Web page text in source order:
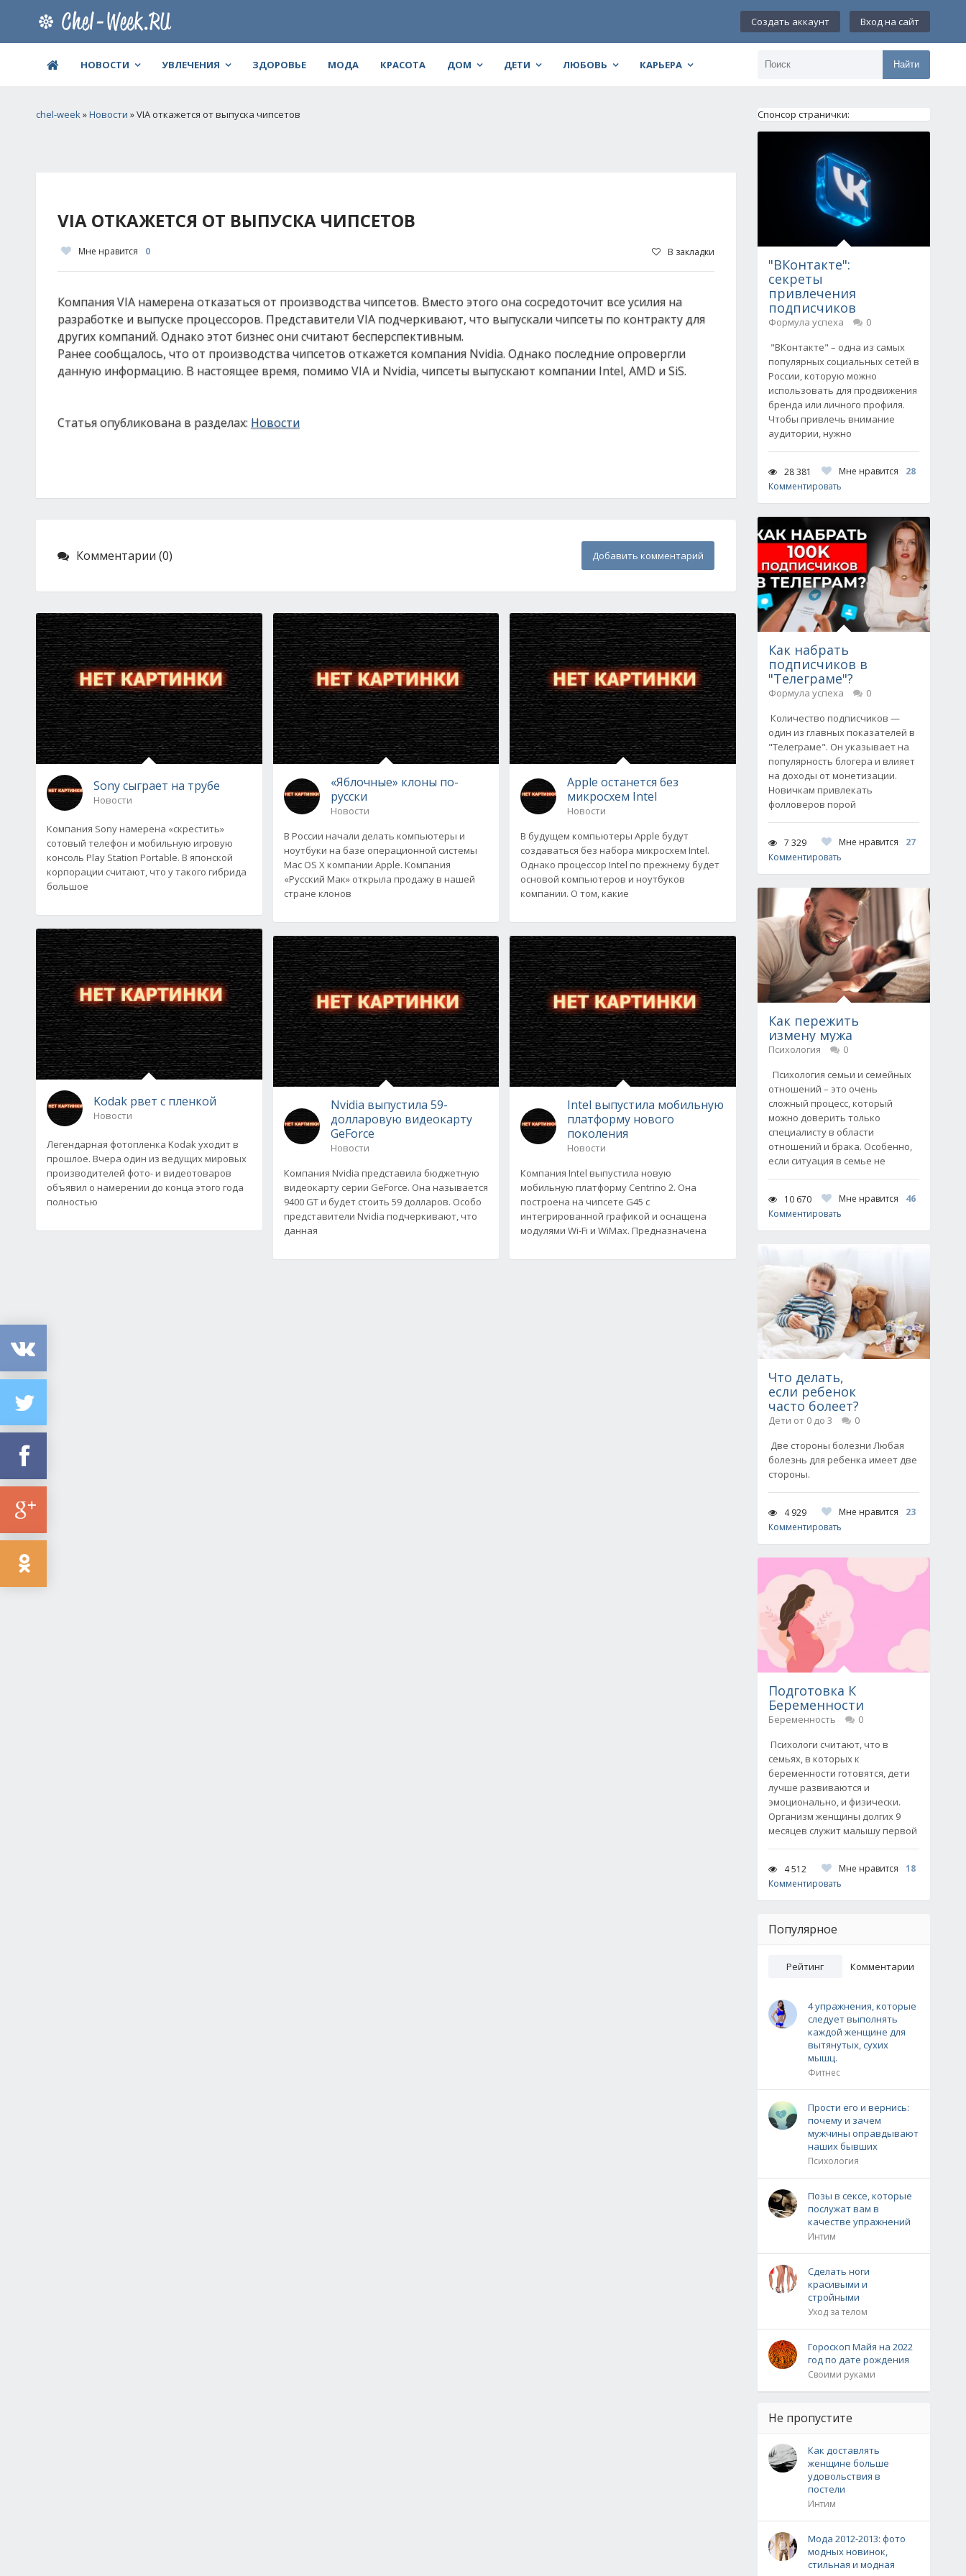
Создать аккаунт Вход на сайт
НОВОСТИ УВЛЕЧЕНИЯ ЗДОРОВЬЕ МОДА КРАСОТА ДОМ ДЕТИ ЛЮБОВЬ КАРЬЕРА Найти
chel-week»Новости » VIA откажется от выпуска чипсетов
VIA ОТКАЖЕТСЯ ОТ ВЫПУСКА ЧИПСЕТОВ
Мне нравится 0 В закладки
Компания VIA намерена отказаться от производства чипсетов. Вместо этого она сосредоточит все усилия на
разработке и выпуске процессоров. Представители VIA подчеркивают, что выпускали чипсеты по контракту для
других компаний. Однако этот бизнес они считают бесперспективным.
Ранее сообщалось, что от производства чипсетов откажется компания Nvidia. Однако последние опровергли
данную информацию. В настоящее время, помимо VIA и Nvidia, чипсеты выпускают компании Intel, AMD и SiS.
Статья опубликована в разделах: Новости
Комментарии (0) Добавить комментарий
Sony сыграет на трубе
Новости
Компания Sony намерена «скрестить»
сотовый телефон и мобильную игровую
консоль Play Station Portable. В японской
корпорации считают, что у такого гибрида
большое
Kodak рвет с пленкой
Новости
Легендарная фотопленка Kodak уходит в
прошлое. Вчера один из ведущих мировых
производителей фото- и видеотоваров
объявил о намерении до конца этого года
полностью
«Яблочные» клоны по-
русски
Новости
В России начали делать компьютеры и
ноутбуки на базе операционной системы
Mac OS X компании Apple. Компания
«Русский Мак» открыла продажу в нашей
стране клонов
Nvidia выпустила 59-
долларовую видеокарту
GeForce
Новости
Компания Nvidia представила бюджетную
видеокарту серии GeForce. Она называется
9400 GT и будет стоить 59 долларов. Особо
представители Nvidia подчеркивают, что
данная
Apple останется без
микросхем Intel
Новости
В будущем компьютеры Apple будут
создаваться без набора микросхем Intel.
Однако процессор Intel по прежнему будет
основой компьютеров и ноутбуков
компании. О том, какие
Intel выпустила мобильную
платформу нового
поколения
Новости
Компания Intel выпустила новую
мобильную платформу Centrino 2. Она
построена на чипсете G45 с
интегрированной графикой и оснащена
модулями Wi-Fi и WiMax. Предназначена
Спонсор странички:
"ВКонтакте":
секреты
привлечения
подписчиков
Формула успеха
0
"ВКонтакте" – одна из самых
популярных социальных сетей в
России, которую можно
использовать для продвижения
бренда или личного профиля.
Чтобы привлечь внимание
аудитории, нужно
28 381 Мне нравится
28
Комментировать
Как набрать
подписчиков в
"Телеграме"?
Формула успеха
0
Количество подписчиков —
один из главных показателей в
"Телеграме". Он указывает на
популярность блогера и влияет
на доходы от монетизации.
Новичкам привлекать
фолловеров порой
7 329 Мне нравится
27
Комментировать
Как пережить
измену мужа
Психология
0
Психология семьи и семейных
отношений – это очень
сложный процесс, который
можно доверить только
специалисту в области
отношений и брака. Особенно,
если ситуация в семье не
10 670 Мне нравится
46
Комментировать
Что делать,
если ребенок
часто болеет?
Дети от 0 до 3
0
Две стороны болезни Любая
болезнь для ребенка имеет две
стороны.
4 929 Мне нравится
23
Комментировать
Подготовка К
Беременности
Беременность
0
Психологи считают, что в
семьях, в которых к
беременности готовятся, дети
лучше развиваются и
эмоционально, и физически.
Организм женщины долгих 9
месяцев служит малышу первой
4 512 Мне нравится
18
Комментировать
Популярное
Рейтинг Комментарии
4 упражнения, которые
следует выполнять
каждой женщине для
вытянутых, сухих
мышц.
Фитнес
Прости его и вернись:
почему и зачем
мужчины оправдывают
наших бывших
Психология
Позы в сексе, которые
послужат вам в
качестве упражнений
Интим
Сделать ноги
красивыми и
стройными
Уход за телом
Гороскоп Майя на 2022
год по дате рождения
Своими руками
Не пропустите
Как доставлять
женщине больше
удовольствия в
постели
Интим
Мода 2012-2013: фото
модных новинок,
стильная и модная